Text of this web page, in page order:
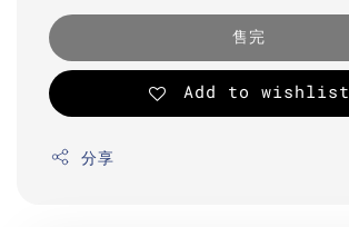
售完
Add to wishlist
分享